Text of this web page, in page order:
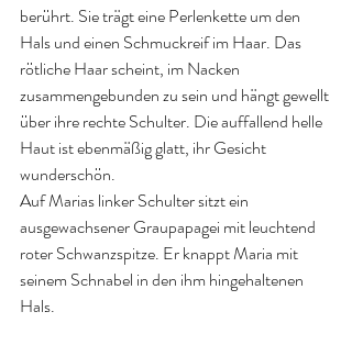
berührt. Sie trägt eine Perlenkette um den
Hals und einen Schmuckreif im Haar. Das
rötliche Haar scheint, im Nacken
zusammengebunden zu sein und hängt gewellt
über ihre rechte Schulter. Die auffallend helle
Haut ist ebenmäßig glatt, ihr Gesicht
wunderschön.
Auf Marias linker Schulter sitzt ein
ausgewachsener Graupapagei mit leuchtend
roter Schwanzspitze. Er knappt Maria mit
seinem Schnabel in den ihm hingehaltenen
Hals.